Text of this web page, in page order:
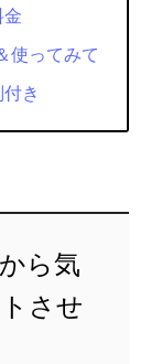
金
使ってみて
き
ら気
させ